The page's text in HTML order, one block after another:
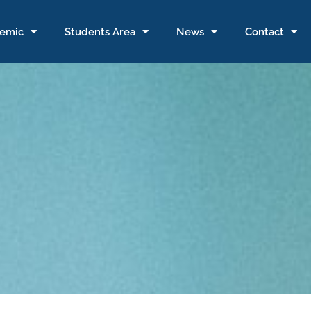
Students Area News Contact